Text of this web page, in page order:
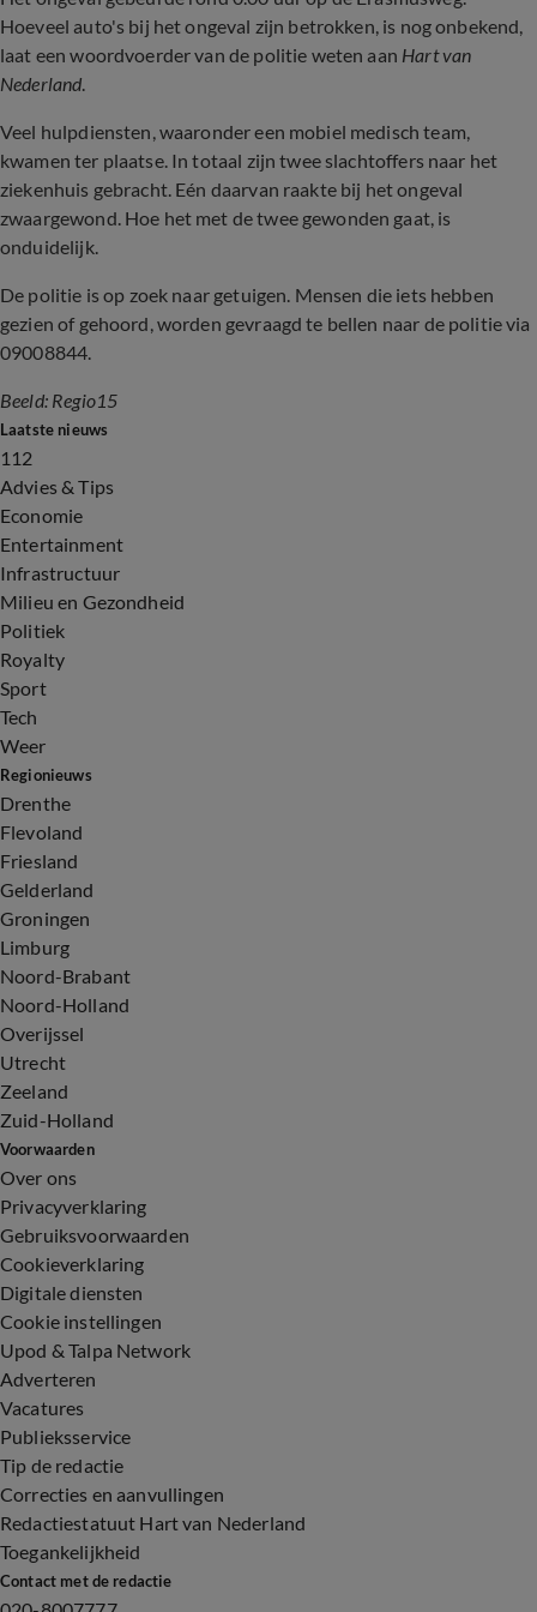
Hoeveel auto's bij het ongeval zijn betrokken, is nog onbekend,
laat een woordvoerder van de politie weten aan Hart van
Nederland.
Veel hulpdiensten, waaronder een mobiel medisch team,
kwamen ter plaatse.In totaal zijn twee slachtoffers naar het
ziekenhuis gebracht. Eén daarvan raakte bij het ongeval
zwaargewond. Hoe het met de twee gewonden gaat, is
onduidelijk.
De politie is op zoek naar getuigen. Mensen die iets hebben
gezien of gehoord, worden gevraagd te bellen naar de politie via
09008844.
Beeld: Regio15
Laatste nieuws
112
Advies & Tips
Economie
Entertainment
Infrastructuur
Milieu en Gezondheid
Politiek
Royalty
Sport
Tech
Weer
Regionieuws
Drenthe
Flevoland
Friesland
Gelderland
Groningen
Limburg
Noord-Brabant
Noord-Holland
Overijssel
Utrecht
Zeeland
Zuid-Holland
Voorwaarden
Over ons
Privacyverklaring
Gebruiksvoorwaarden
Cookieverklaring
Digitale diensten
Cookie instellingen
Upod & Talpa Network
Adverteren
Vacatures
Publieksservice
Tip de redactie
Correcties en aanvullingen
Redactiestatuut Hart van Nederland
Toegankelijkheid
Contact met de redactie